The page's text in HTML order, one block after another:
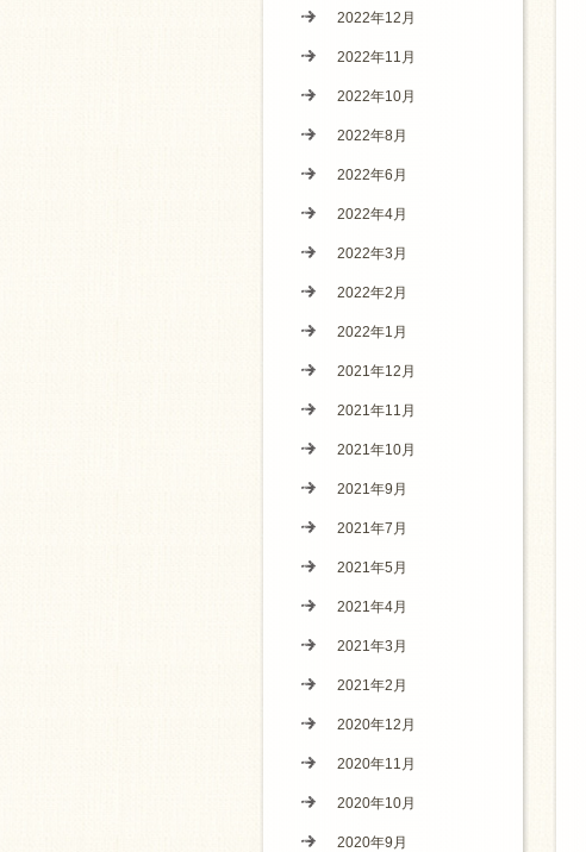
2022年12月
2022年11月
2022年10月
2022年8月
2022年6月
2022年4月
2022年3月
2022年2月
2022年1月
2021年12月
2021年11月
2021年10月
2021年9月
2021年7月
2021年5月
2021年4月
2021年3月
2021年2月
2020年12月
2020年11月
2020年10月
2020年9月